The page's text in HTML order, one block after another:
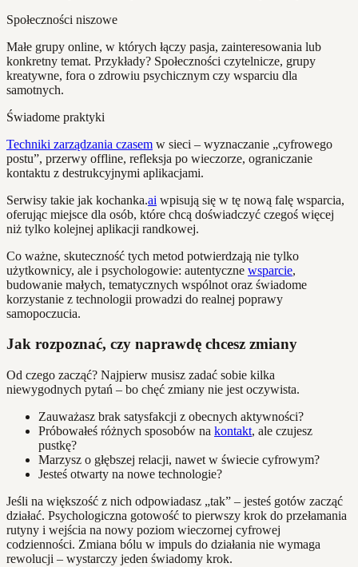
Społeczności niszowe
Małe grupy online, w których łączy pasja, zainteresowania lub
konkretny temat. Przykłady? Społeczności czytelnicze, grupy
kreatywne, fora o zdrowiu psychicznym czy wsparciu dla
samotnych.
Świadome praktyki
Techniki zarządzania czasem w sieci – wyznaczanie „cyfrowego
postu”, przerwy offline, refleksja po wieczorze, ograniczanie
kontaktu z destrukcyjnymi aplikacjami.
Serwisy takie jak kochanka.ai wpisują się w tę nową falę wsparcia,
oferując miejsce dla osób, które chcą doświadczyć czegoś więcej
niż tylko kolejnej aplikacji randkowej.
Co ważne, skuteczność tych metod potwierdzają nie tylko
użytkownicy, ale i psychologowie: autentyczne wsparcie,
budowanie małych, tematycznych wspólnot oraz świadome
korzystanie z technologii prowadzi do realnej poprawy
samopoczucia.
Jak rozpoznać, czy naprawdę chcesz zmiany
Od czego zacząć? Najpierw musisz zadać sobie kilka
niewygodnych pytań – bo chęć zmiany nie jest oczywista.
Zauważasz brak satysfakcji z obecnych aktywności?
Próbowałeś różnych sposobów na kontakt, ale czujesz
pustkę?
Marzysz o głębszej relacji, nawet w świecie cyfrowym?
Jesteś otwarty na nowe technologie?
Jeśli na większość z nich odpowiadasz „tak” – jesteś gotów zacząć
działać. Psychologiczna gotowość to pierwszy krok do przełamania
rutyny i wejścia na nowy poziom wieczornej cyfrowej
codzienności. Zmiana bólu w impuls do działania nie wymaga
rewolucji – wystarczy jeden świadomy krok.